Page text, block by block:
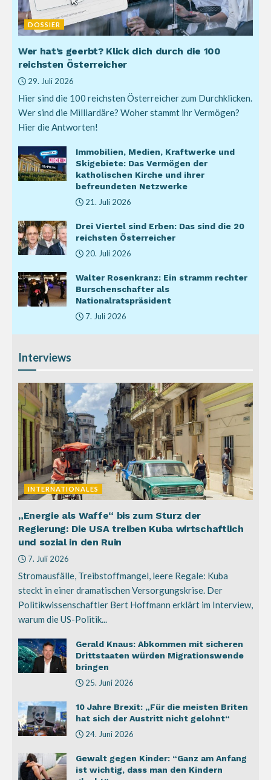
DOSSIER
Wer hat’s geerbt? Klick dich durch die 100
reichsten Österreicher
29. Juli 2026
Hier sind die 100 reichsten Österreicher zum Durchklicken.
Wer sind die Milliardäre? Woher stammt ihr Vermögen?
Hier die Antworten!
Immobilien, Medien, Kraftwerke und
Skigebiete: Das Vermögen der
katholischen Kirche und ihrer
befreundeten Netzwerke
21. Juli 2026
Drei Viertel sind Erben: Das sind die 20
reichsten Österreicher
20. Juli 2026
Walter Rosenkranz: Ein stramm rechter
Burschenschafter als
Nationalratspräsident
7. Juli 2026
Interviews
INTERNATIONALES
„Energie als Waffe“ bis zum Sturz der
Regierung: Die USA treiben Kuba wirtschaftlich
und sozial in den Ruin
7. Juli 2026
Stromausfälle, Treibstoffmangel, leere Regale: Kuba
steckt in einer dramatischen Versorgungskrise. Der
Politikwissenschaftler Bert Hoffmann erklärt im Interview,
warum die US-Politik...
Gerald Knaus: Abkommen mit sicheren
Drittstaaten würden Migrationswende
bringen
25. Juni 2026
10 Jahre Brexit: „Für die meisten Briten
hat sich der Austritt nicht gelohnt“
24. Juni 2026
Gewalt gegen Kinder: “Ganz am Anfang
ist wichtig, dass man den Kindern